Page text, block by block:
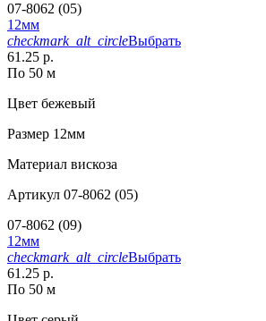
07-8062 (05)
12мм
checkmark_alt_circleВыбрать
61.25 р.
По 50 м
Цвет бежевый
Размер 12мм
Материал вискоза
Артикул 07-8062 (05)
07-8062 (09)
12мм
checkmark_alt_circleВыбрать
61.25 р.
По 50 м